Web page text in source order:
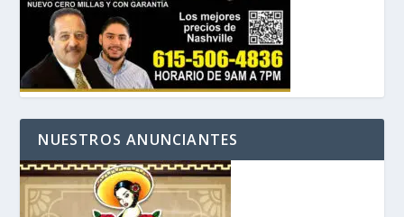
NUESTROS ANUNCIANTES